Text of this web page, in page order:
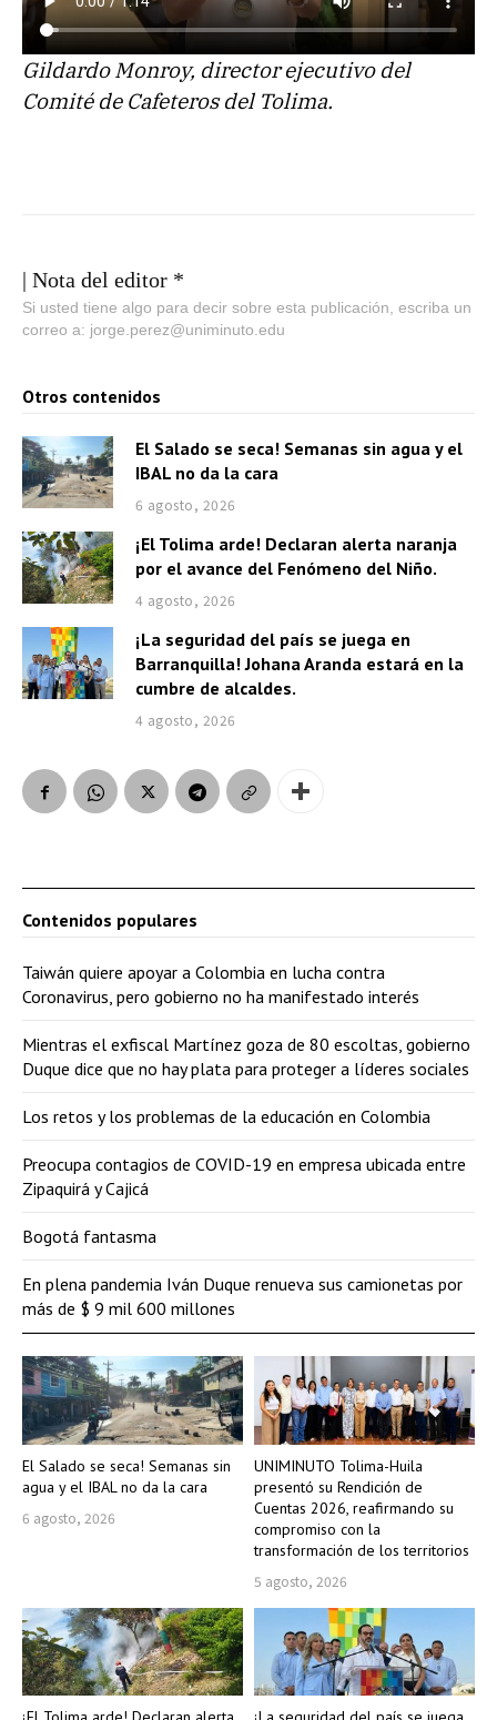
Gildardo Monroy, director ejecutivo del
Comité de Cafeteros del Tolima.
| Nota del editor *
Si usted tiene algo para decir sobre esta publicación, escriba un
correo a: jorge.perez@uniminuto.edu
Otros contenidos
El Salado se seca! Semanas sin agua y el
IBAL no da la cara
6 agosto, 2026
¡El Tolima arde! Declaran alerta naranja
por el avance del Fenómeno del Niño.
4 agosto, 2026
¡La seguridad del país se juega en
Barranquilla! Johana Aranda estará en la
cumbre de alcaldes.
4 agosto, 2026
El Salado se seca! Semanas sin
agua y el IBAL no da la cara
6 agosto, 2026
UNIMINUTO Tolima-Huila
presentó su Rendición de
Cuentas 2026, reafirmando su
compromiso con la
transformación de los territorios
5 agosto, 2026
Contenidos populares
Taiwán quiere apoyar a Colombia en lucha contra
Coronavirus, pero gobierno no ha manifestado interés
Mientras el exfiscal Martínez goza de 80 escoltas, gobierno
Duque dice que no hay plata para proteger a líderes sociales
Los retos y los problemas de la educación en Colombia
Preocupa contagios de COVID-19 en empresa ubicada entre
Zipaquirá y Cajicá
Bogotá fantasma
En plena pandemia Iván Duque renueva sus camionetas por
más de $ 9 mil 600 millones